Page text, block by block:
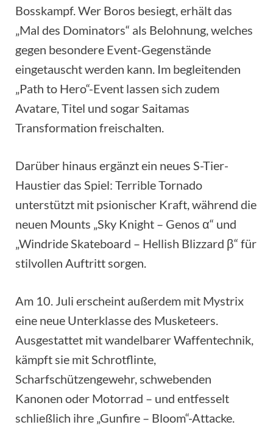
Bosskampf. Wer Boros besiegt, erhält das
„Mal des Dominators“ als Belohnung, welches
gegen besondere Event-Gegenstände
eingetauscht werden kann. Im begleitenden
„Path to Hero“-Event lassen sich zudem
Avatare, Titel und sogar Saitamas
Transformation freischalten.
Darüber hinaus ergänzt ein neues S-Tier-
Haustier das Spiel: Terrible Tornado
unterstützt mit psionischer Kraft, während die
neuen Mounts „Sky Knight – Genos α“ und
„Windride Skateboard – Hellish Blizzard β“ für
stilvollen Auftritt sorgen.
Am 10. Juli erscheint außerdem mit Mystrix
eine neue Unterklasse des Musketeers.
Ausgestattet mit wandelbarer Waffentechnik,
kämpft sie mit Schrotflinte,
Scharfschützengewehr, schwebenden
Kanonen oder Motorrad – und entfesselt
schließlich ihre „Gunfire – Bloom“-Attacke.